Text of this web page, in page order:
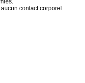
contact corporel